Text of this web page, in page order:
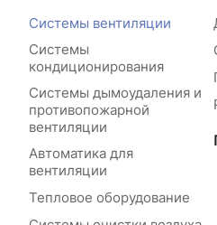
Системы вентиляции
Системы
кондиционирования
Системы дымоудаления и
противопожарной
вентиляции
Автоматика для
вентиляции
Тепловое оборудование